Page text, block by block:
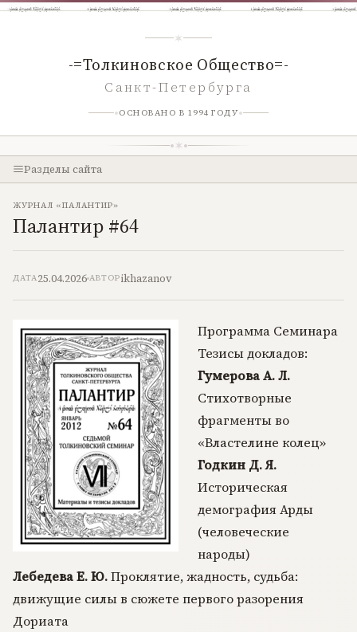
-=Толкиновское Общество=-
Санкт-Петербурга
ОСНОВАНО В 1994 ГОДУ
Разделы сайта
ЖУРНАЛ «ПАЛАНТИР»
Палантир #64
ДАТА25.04.2026 АВТОРikhazanov
Программа Семинара
Тезисы докладов:
Гумерова А. Л.
Стихотворные
фрагменты во
«Властелине колец»
Годкин Д. Я.
Историческая
демография Арды
(человеческие
народы)
Лебедева Е. Ю.Проклятие, жадность, судьба:
движущие силы в сюжете первого разорения
Дориата